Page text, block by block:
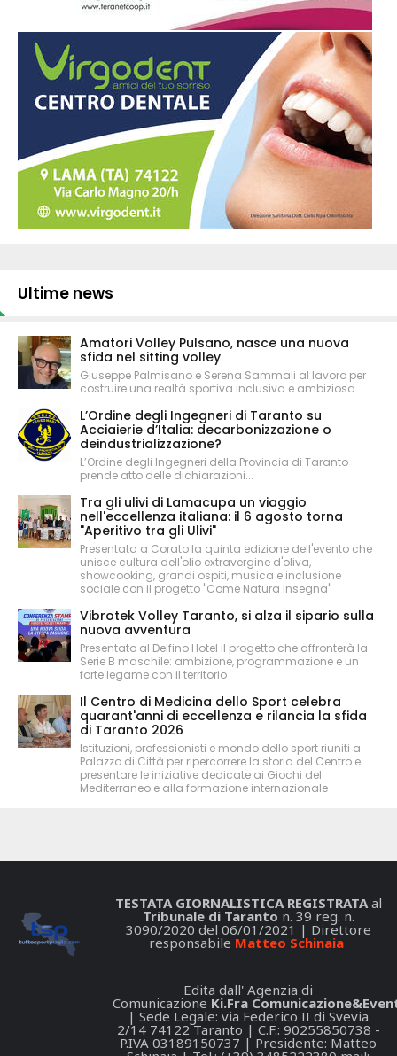
Ultime news
Amatori Volley Pulsano, nasce una nuova
sfida nel sitting volley
Giuseppe Palmisano e Serena Sammali al lavoro per
costruire una realtà sportiva inclusiva e ambiziosa
L’Ordine degli Ingegneri di Taranto su
Acciaierie d’Italia: decarbonizzazione o
deindustrializzazione?
L’Ordine degli Ingegneri della Provincia di Taranto
prende atto delle dichiarazioni...
Tra gli ulivi di Lamacupa un viaggio
nell'eccellenza italiana: il 6 agosto torna
"Aperitivo tra gli Ulivi"
Presentata a Corato la quinta edizione dell'evento che
unisce cultura dell'olio extravergine d'oliva,
showcooking, grandi ospiti, musica e inclusione
sociale con il progetto "Come Natura Insegna"
Vibrotek Volley Taranto, si alza il sipario sulla
nuova avventura
Presentato al Delfino Hotel il progetto che affronterà la
Serie B maschile: ambizione, programmazione e un
forte legame con il territorio
Il Centro di Medicina dello Sport celebra
quarant'anni di eccellenza e rilancia la sfida
di Taranto 2026
Istituzioni, professionisti e mondo dello sport riuniti a
Palazzo di Città per ripercorrere la storia del Centro e
presentare le iniziative dedicate ai Giochi del
Mediterraneo e alla formazione internazionale
TESTATA GIORNALISTICA REGISTRATAal
Tribunale di Taranto n. 39 reg. n.
3090/2020 del 06/01/2021 | Direttore
responsabile Matteo Schinaia
Edita dall' Agenzia di
Comunicazione Ki.Fra
| Sede Legale: via Federico II di Svevia
2/14 74122 Taranto | C.F.: 90255850738 -
P.IVA 03189150737 | Presidente: Matteo